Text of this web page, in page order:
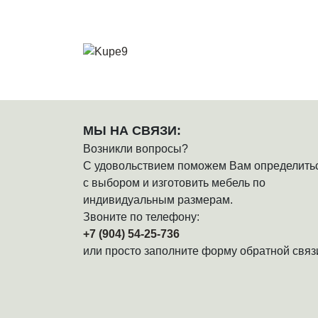
МЫ НА СВЯЗИ:
Возникли вопросы?
С удовольствием поможем Вам
с выбором и изготовить мебель по
индивидуальным размерам.
Звоните по телефону:
+7 (904) 54-25-736
или просто заполните форму обратной